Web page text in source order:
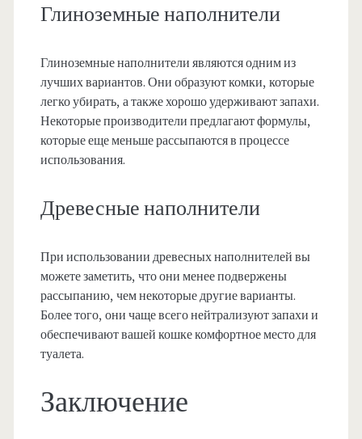
Глиноземные наполнители
Глиноземные наполнители являются одним из
лучших вариантов. Они образуют комки, которые
легко убирать, а также хорошо удерживают запахи.
Некоторые производители предлагают формулы,
которые еще меньше рассыпаются в процессе
использования.
Древесные наполнители
При использовании древесных наполнителей вы
можете заметить, что они менее подвержены
рассыпанию, чем некоторые другие варианты.
Более того, они чаще всего нейтрализуют запахи и
обеспечивают вашей кошке комфортное место для
туалета.
Заключение